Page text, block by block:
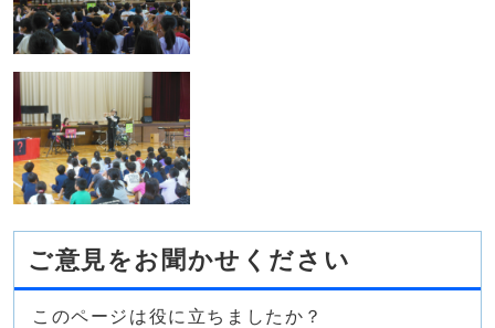
ご意見をお聞かせください
このページは役に立ちましたか？